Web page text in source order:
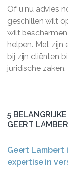
Of u nu advies
geschillen wilt
wilt
helpen. Met zijn
bij zijn cliënten
juridische zaken.
5
GEERT
Geert Lambert
expertise in